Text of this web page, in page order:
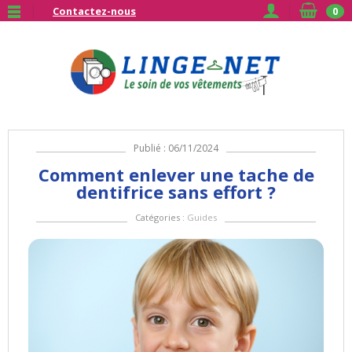
Contactez-nous 0
Publié : 06/11/2024
Comment enlever une tache de
dentifrice sans effort ?
Catégories : Guides